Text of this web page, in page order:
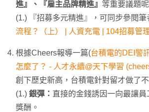
進』、『雇主品牌精進』 等重要議題
(1.) 『招募多元精進』，可同步參閱
流程？（上） | 人資充電 | 104招募管
根據Cheers報導一篇(台積電的DEI警
怎麼了？ - 人才永續@天下學習
創下歷史新高，台積電針對留才做了
(1.) 銀彈： 直接的金錢誘因一向最讓
獎酬。